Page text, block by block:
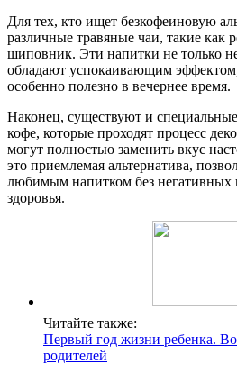
Для тех, кто ищет безкофеиновую
различные травяные чаи, такие как
шиповник. Эти напитки не только
обладают успокаивающим
особенно полезно в вечернее время.
Наконец, существуют и
кофе, которые проходят процесс
могут полностью заменить вкус
это приемлемая альтернатива,
любимым напитком без негативных
здоровья.
Читайте также:
Первый год жизни ребенка.
родителей